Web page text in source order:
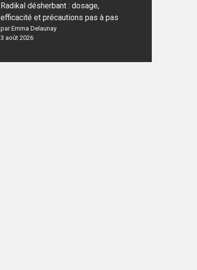
Radikal désherbant : dosage,
efficacité et précautions pas à pas
par Emma Delaunay
3 août 2026